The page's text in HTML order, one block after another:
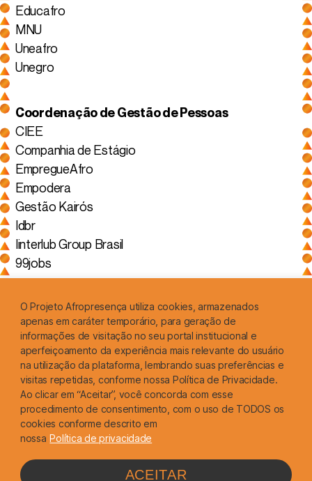
O Projeto Afropresença utiliza cookies, armazenados
apenas em caráter temporário, para geração de
informações de visitação no seu portal institucional e
aperfeiçoamento da experiência mais relevante do usuário
na utilização da plataforma, lembrando suas preferências e
visitas repetidas, conforme nossa Política de Privacidade.
Ao clicar em “Aceitar”, você concorda com esse
procedimento de consentimento, com o uso de TODOS os
cookies conforme descrito em
nossa Política de privacidade
ACEITAR
Educafro
MNU
Uneafro
Unegro
Coordenação de Gestão de Pessoas
CIEE
Companhia de Estágio
EmpregueAfro
Empodera
Gestão Kairós
Idbr
Iinterlub Group Brasil
99jobs
REALIZAÇÃO
Logormarca do Ministério Público do Trabalho em São Paulo